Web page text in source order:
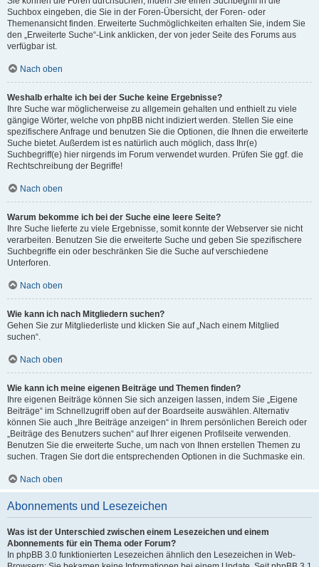
Suchbox eingeben, die Sie in der Foren-Übersicht, der Foren- oder
Themenansicht finden. Erweiterte Suchmöglichkeiten erhalten Sie, indem Sie
den „Erweiterte Suche“-Link anklicken, der von jeder Seite des Forums aus
verfügbar ist.
Nach oben
Weshalb erhalte ich bei der Suche keine Ergebnisse?
Ihre Suche war möglicherweise zu allgemein gehalten und enthielt zu viele
gängige Wörter, welche von phpBB nicht indiziert werden. Stellen Sie eine
spezifischere Anfrage und benutzen Sie die Optionen, die Ihnen die erweiterte
Suche bietet. Außerdem ist es natürlich auch möglich, dass Ihr(e)
Suchbegriff(e) hier nirgends im Forum verwendet wurden. Prüfen Sie ggf. die
Rechtschreibung der Begriffe!
Nach oben
Warum bekomme ich bei der Suche eine leere Seite?
Ihre Suche lieferte zu viele Ergebnisse, somit konnte der Webserver sie nicht
verarbeiten. Benutzen Sie die erweiterte Suche und geben Sie spezifischere
Suchbegriffe ein oder beschränken Sie die Suche auf verschiedene
Unterforen.
Nach oben
Wie kann ich nach Mitgliedern suchen?
Gehen Sie zur Mitgliederliste und klicken Sie auf „Nach einem Mitglied
suchen“.
Nach oben
Wie kann ich meine eigenen Beiträge und Themen finden?
Ihre eigenen Beiträge können Sie sich anzeigen lassen, indem Sie „Eigene
Beiträge“ im Schnellzugriff oben auf der Boardseite auswählen. Alternativ
können Sie auch „Ihre Beiträge anzeigen“ in Ihrem persönlichen Bereich oder
„Beiträge des Benutzers suchen“ auf Ihrer eigenen Profilseite verwenden.
Benutzen Sie die erweiterte Suche, um nach von Ihnen erstellen Themen zu
suchen. Tragen Sie dort die entsprechenden Optionen in die Suchmaske ein.
Nach oben
Abonnements und Lesezeichen
Was ist der Unterschied zwischen einem Lesezeichen und einem
Abonnements für ein Thema oder Forum?
In phpBB 3.0 funktionierten Lesezeichen ähnlich den Lesezeichen in Web-